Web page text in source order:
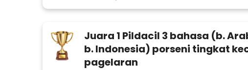
Juara 1 Pildacil 3 bahasa (b.
b. Indonesia) porseni tingkat
pagelaran